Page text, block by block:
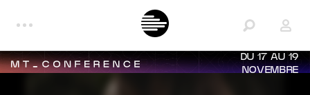
DU 17 AU 19
NOVEMBRE